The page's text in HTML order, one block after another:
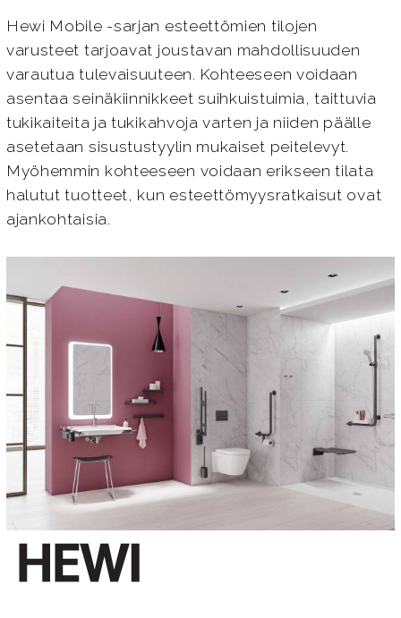
Hewi Mobile -sarjan esteettömien tilojen
varusteet tarjoavat joustavan mahdollisuuden
varautua tulevaisuuteen. Kohteeseen voidaan
asentaa seinäkiinnikkeet suihkuistuimia, taittuvia
tukikaiteita ja tukikahvoja varten ja niiden päälle
asetetaan sisustustyylin mukaiset peitelevyt.
Myöhemmin kohteeseen voidaan erikseen tilata
halutut tuotteet, kun esteettömyysratkaisut ovat
ajankohtaisia.